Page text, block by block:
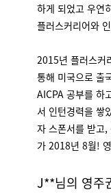
하게 되었고 우연
플러스커리어와
2015년 플러스커
통해 미국으로 출
AICPA 공부를 하
서 인턴경력을 쌓
자 스폰서를 받고
가 2018년 8월!
J**님의 영주